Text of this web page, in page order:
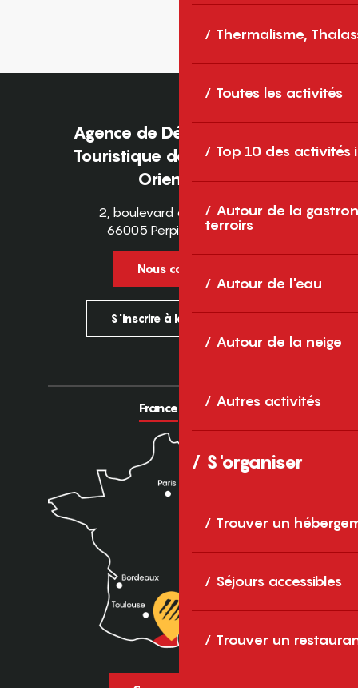
Thermalisme,
Toutes les activités
Top 10 des activités
Autour de la
terroirs
Autour de l'eau
Autour de la neige
Autres activités
S'organiser
Trouver un
Séjours accessibles
Trouver un
Agence de Développement
Touristique des Pyrénées-
Orientales
2, boulevard des Pyrénées
66005 Perpignan Cedex
Nous contacter
S'inscrire à la newsletter
France Europe